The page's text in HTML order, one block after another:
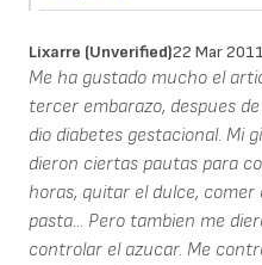
Lixarre (unverified)22 Mar 2011
Me ha gustado mucho el
tercer embarazo, despues
dio diabetes gestacional. Mi
dieron ciertas pautas para
horas, quitar el dulce,
pasta... Pero tambien me
controlar el azucar. Me